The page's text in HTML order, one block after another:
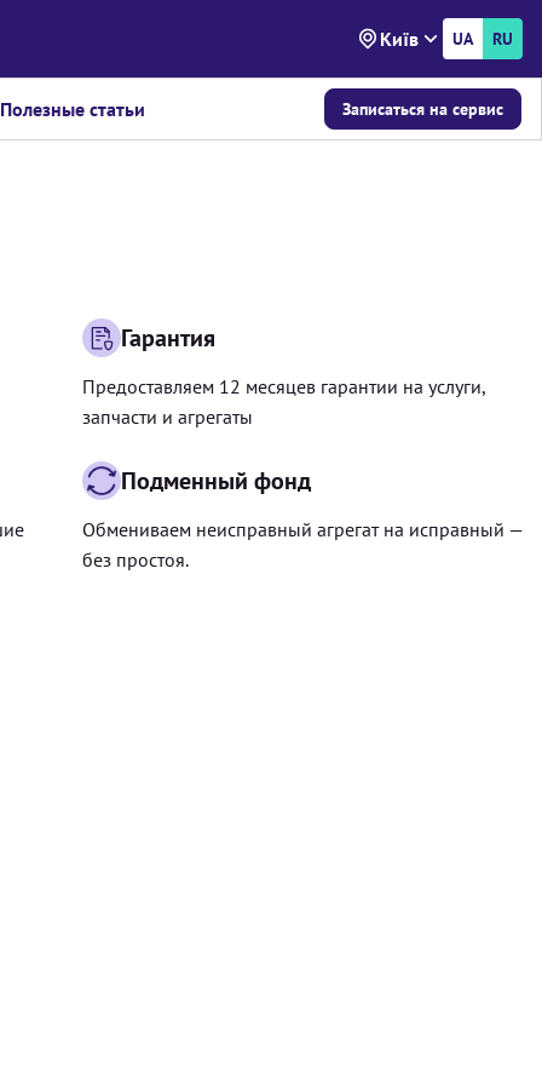
Київ UA RU
Полезные статьи Записаться на сервис
Гарантия
Предоставляем 12 месяцев гарантии на услуги,
запчасти и агрегаты
Подменный фонд
Обмениваем неисправный агрегат на исправный —
без простоя.